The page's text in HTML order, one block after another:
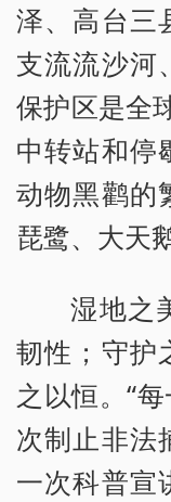
泽、高台三
支流流沙河
保护区是全
中转站和停
动物黑鹳的
琵鹭、大天
湿地之
韧性；守护
之以恒。“
次制止非法
一次科普宣